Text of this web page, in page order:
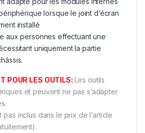
lorsque le joint d’écran
installé
aux personnes effectuant une
uniquement la partie
POUR LES OUTILS: Les outils
et peuvent ne pas s’adapter
pas inclus dans le prix de l’article